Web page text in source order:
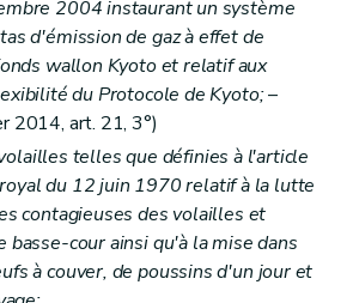
2004 instaurant un système
d'émission de gaz à effet de
wallon Kyoto et relatif aux
du Protocole de Kyoto;–
2014, art. 21, 3°)
telles que définies à l'article
du 12 juin 1970 relatif à la lutte
contagieuses des volailles et
basse-cour ainsi qu'à la mise dans
à couver, de poussins d'un jour et